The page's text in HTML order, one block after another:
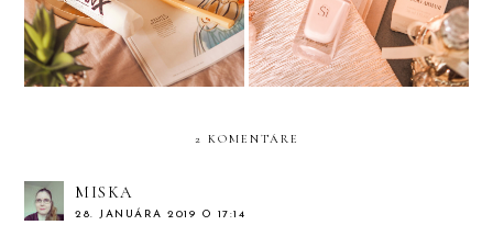
2 KOMENTÁRE
MISKA
28. JANUÁRA 2019 O 17:14